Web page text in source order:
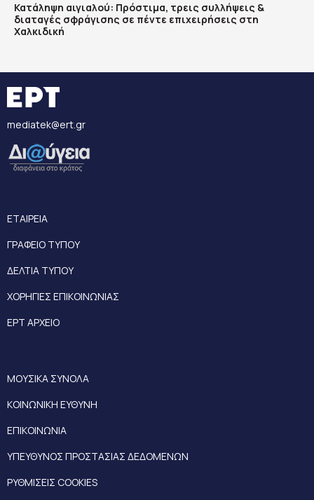
Κατάληψη αιγιαλού: Πρόστιμα, τρεις συλλήψεις &
διαταγές σφράγισης σε πέντε επιχειρήσεις στη
Χαλκιδική
mediatek@ert.gr
ΕΤΑΙΡΕΙΑ
ΓΡΑΦΕΙΟ ΤΥΠΟΥ
ΔΕΛΤΙΑ ΤΥΠΟΥ
ΧΟΡΗΓΙΕΣ ΕΠΙΚΟΙΝΩΝΙΑΣ
ΕΡΤ ΑΡΧΕΙΟ
ΜΟΥΣΙΚΑ ΣΥΝΟΛΑ
ΚΟΙΝΩΝΙΚΗ ΕΥΘΥΝΗ
ΕΠΙΚΟΙΝΩΝΙΑ
ΥΠΕΥΘΥΝΟΣ ΠΡΟΣΤΑΣΙΑΣ ΔΕΔΟΜΕΝΩΝ
ΡΥΘΜΙΣΕΙΣ COOKIES